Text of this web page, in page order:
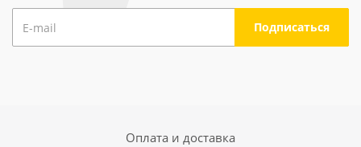
Оплата и доставка